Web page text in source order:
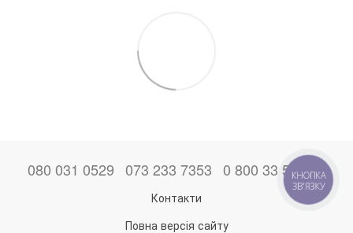
080 031 0529 073 233 7353 0 800 33 52 06
Контакти
Повна версія сайту
КНОПКА
ЗВ'ЯЗКУ